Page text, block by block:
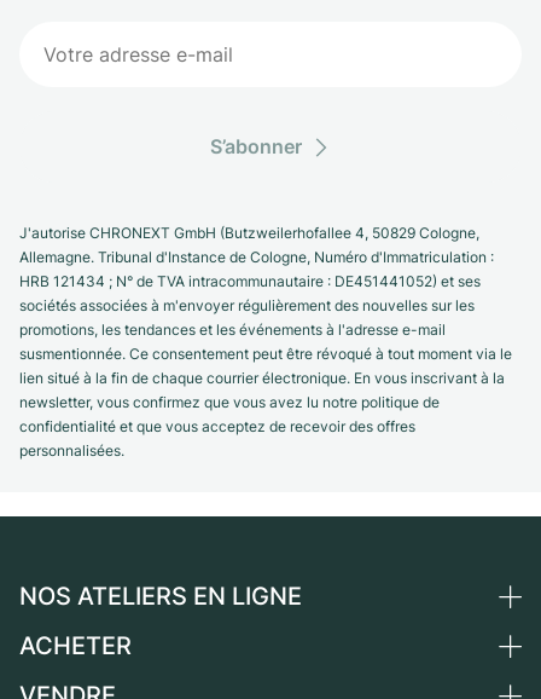
S’abonner
J'autorise CHRONEXT GmbH (Butzweilerhofallee 4, 50829 Cologne,
Allemagne. Tribunal d'Instance de Cologne, Numéro d'Immatriculation :
HRB 121434 ; N° de TVA intracommunautaire : DE451441052) et ses
sociétés associées à m'envoyer régulièrement des nouvelles sur les
promotions, les tendances et les événements à l'adresse e-mail
susmentionnée. Ce consentement peut être révoqué à tout moment via le
lien situé à la fin de chaque courrier électronique. En vous inscrivant à la
newsletter, vous confirmez que vous avez lu notre politique de
confidentialité et que vous acceptez de recevoir des offres
personnalisées.
NOS ATELIERS EN LIGNE
Allemagne
ACHETER
Toutes les montres de luxe